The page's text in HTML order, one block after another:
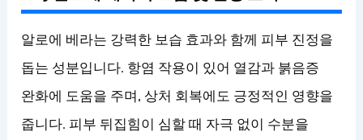
알로에 베라는 강력한 보습 효과와 함께 피부 진정을
돕는 성분입니다. 항염 작용이 있어 열감과 붉음증
완화에 도움을 주며, 상처 회복에도 긍정적인 영향을
줍니다. 피부 뒤집힘이 심할 때 자극 없이 수분을